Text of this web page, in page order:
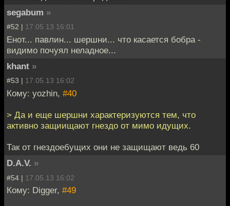
segabum »
#52 | 17.05.13 16:01
Енот... павлин... шершни... что касается бобра -
видимо почуял неладное...
khant »
#53 | 17.05.13 16:02
Кому: yozhin, #40
> Да и еще шершни характеризуются тем, что
активно защиищают гнездо от мимо идущих.
Так от гнездоебущих они не защищают ведь 60
D.A.V. »
#54 | 17.05.13 16:02
Кому: Digger, #49